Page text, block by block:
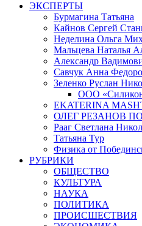
ЭКСПЕРТЫ
Бурмагина Татьяна
Кайнов Сергей
Неделина Ольга
Мальцева Наталья
Александр
Савчук Анна
Зеленко Руслан
ООО
EKATERINA
ОЛЕГ РЕЗАНОВ
Рааг Светлана
Татьяна Тур
Физика от
РУБРИКИ
ОБЩЕСТВО
КУЛЬТУРА
НАУКА
ПОЛИТИКА
ПРОИСШЕСТВИЯ